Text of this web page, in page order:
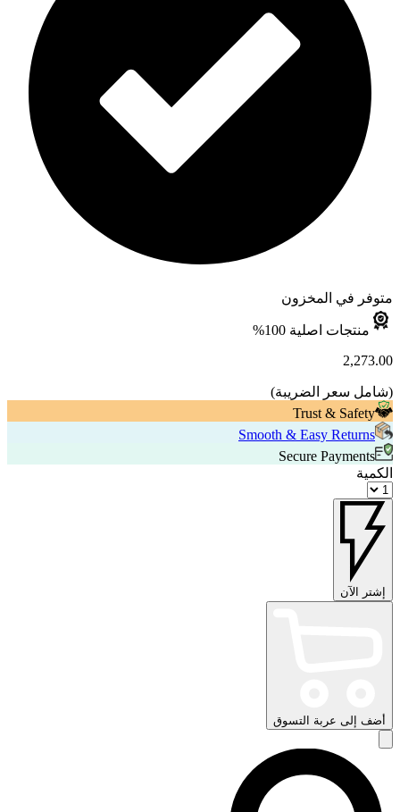
متوفر في المخزون
منتجات اصلية 100%
2,273.00
(شامل سعر الضريبة)
Trust & Safety
Smooth & Easy Returns
Secure Payments
الكمية
إشتر الآن
أضف إلى عربة التسوق